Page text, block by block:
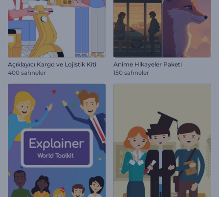
Açıklayıcı Kargo ve Lojistik Kiti
400 sahneler
Anime Hikayeler Paketi
150 sahneler